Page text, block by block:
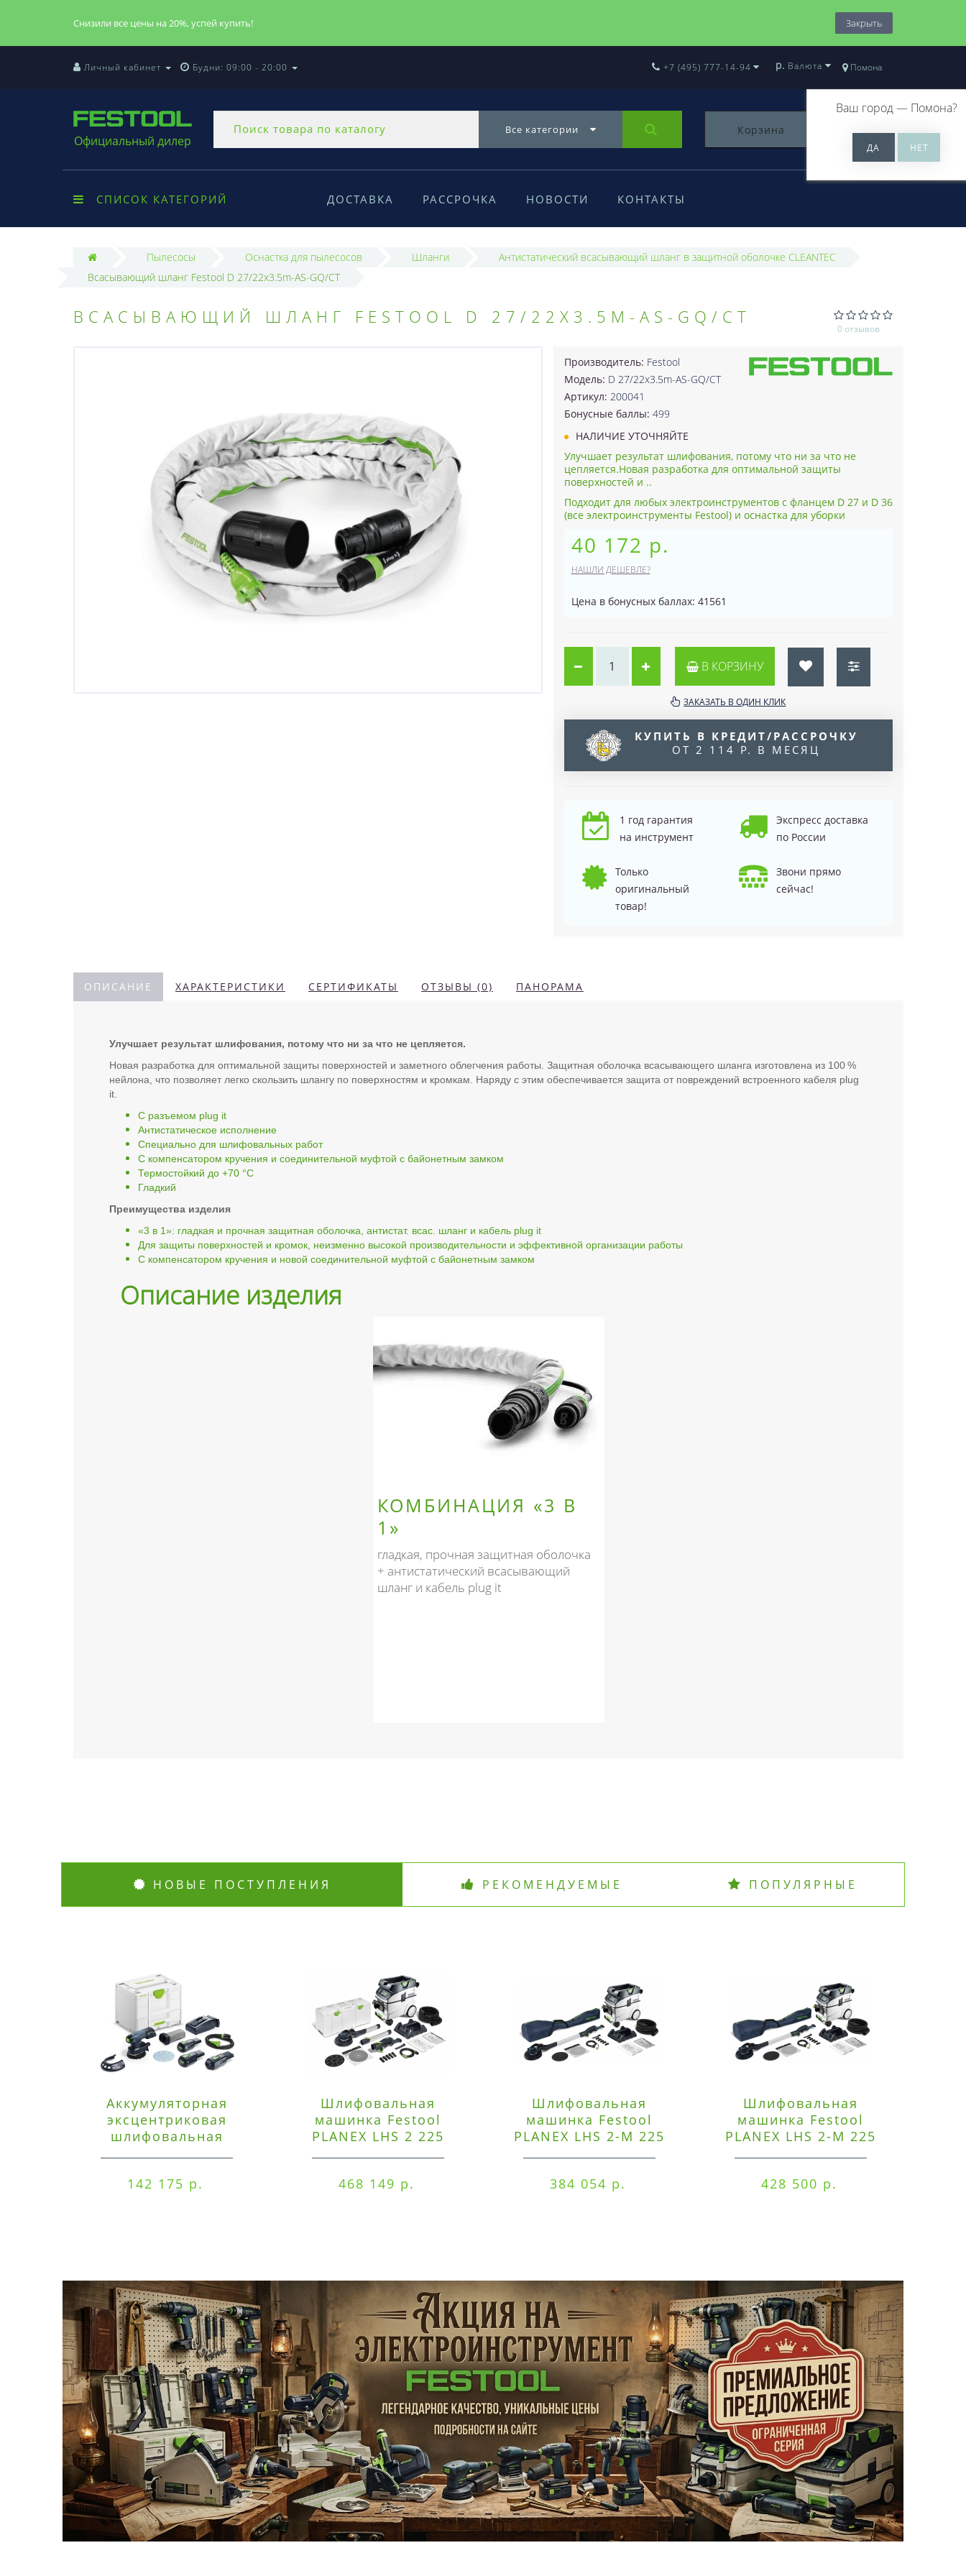
Снизили все цены на 20%, успей купить! Закрыть
Личный кабинет Будни: 09:00 - 20:00 Помона
Ваш город — Помона?
+7 (495) 777-14-94 р. Валюта
Официальный дилер
Все категории Корзина 0
СПИСОК КАТЕГОРИЙ ДОСТАВКА РАССРОЧКА НОВОСТИ КОНТАКТЫ
Пылесосы Оснастка для пылесосов Шланги
Антистатический всасывающий шланг в защитной оболочке CLEANTEC
Всасывающий шланг Festool D 27/22x3.5m-AS-GQ/CT
ВСАСЫВАЮЩИЙ ШЛАНГ FESTOOL D 27/22X3.5M-AS-GQ/CT
0 отзывов
Производитель: Festool
Модель: D 27/22x3.5m-AS-GQ/CT
Артикул: 200041
Бонусные баллы: 499
НАЛИЧИЕ УТОЧНЯЙТЕ
Улучшает результат шлифования, потому что ни за что не
цепляется.Новая разработка для оптимальной защиты
поверхностей и ..
Подходит для любых электроинструментов с фланцем D 27 и D 36
(все электроинструменты Festool) и оснастка для уборки
40 172 р.
НАШЛИ ДЕШЕВЛЕ?
Цена в бонусных баллах: 41561
В КОРЗИНУ
ЗАКАЗАТЬ В ОДИН КЛИК
КУПИТЬ В КРЕДИТ/РАССРОЧКУ
ОТ 2 114 Р. В МЕСЯЦ
1 год гарантия
на инструмент
Экспресс доставка
по России
Только
оригинальный
товар!
Звони прямо
сейчас!
ОПИСАНИЕ ХАРАКТЕРИСТИКИ СЕРТИФИКАТЫ ОТЗЫВЫ (0) ПАНОРАМА
Улучшает результат шлифования, потому что ни за что не цепляется.
Новая разработка для оптимальной защиты поверхностей и заметного облегчения работы. Защитная оболочка всасывающего шланга изготовлена из 100 %
нейлона, что позволяет легко скользить шлангу по поверхностям и кромкам. Наряду с этим обеспечивается защита от повреждений встроенного кабеля plug
it.
С разъемом plug it
Антистатическое исполнение
Специально для шлифовальных работ
С компенсатором кручения и соединительной муфтой с байонетным замком
Термостойкий до +70 °C
Гладкий
Преимущества изделия
«3 в 1»: гладкая и прочная защитная оболочка, антистат. всас. шланг и кабель plug it
Для защиты поверхностей и кромок, неизменно высокой производительности и эффективной организации работы
С компенсатором кручения и новой соединительной муфтой с байонетным замком
Описание изделия
КОМБИНАЦИЯ «3 В
1»
гладкая, прочная защитная оболочка
+ антистатический всасывающий
шланг и кабель plug it
НОВЫЕ ПОСТУПЛЕНИЯ РЕКОМЕНДУЕМЫЕ ПОПУЛЯРНЫЕ
Аккумуляторная
эксцентриковая
шлифовальная
142 175 р.
Шлифовальная
машинка Festool
PLANEX LHS 2 225
468 149 р.
Шлифовальная
машинка Festool
PLANEX LHS 2-M 225
384 054 р.
Шлифовальная
машинка Festool
PLANEX LHS 2-M 225
428 500 р.